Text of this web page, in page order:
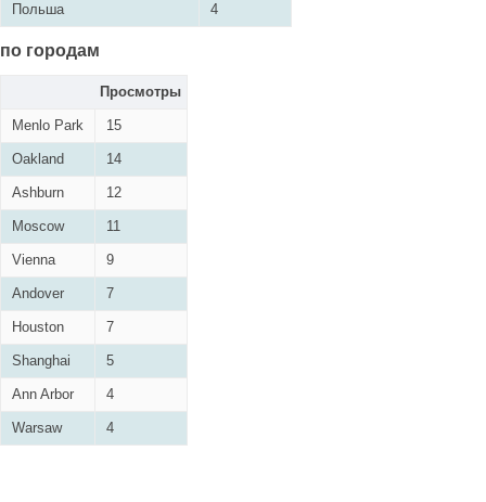
Польша 4
по городам
Просмотры
Menlo Park 15
Oakland 14
Ashburn 12
Moscow 11
Vienna 9
Andover 7
Houston 7
Shanghai 5
Ann Arbor 4
Warsaw 4